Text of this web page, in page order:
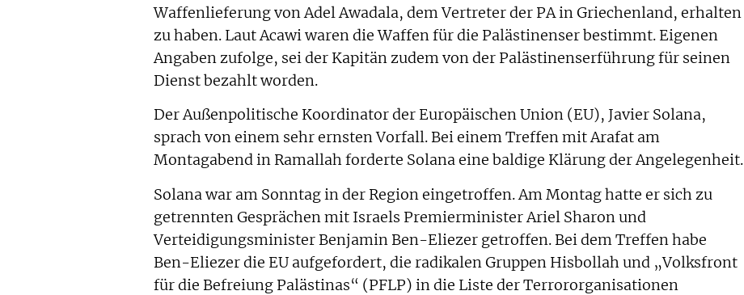
Waffenlieferung von Adel Awadala, dem Vertreter der PA in Griechenland, erhalten
zu haben. Laut Acawi waren die Waffen für die Palästinenser bestimmt. Eigenen
Angaben zufolge, sei der Kapitän zudem von der Palästinenserführung für seinen
Dienst bezahlt worden.
Der Außenpolitische Koordinator der Europäischen Union (EU), Javier Solana,
sprach von einem sehr ernsten Vorfall. Bei einem Treffen mit Arafat am
Montagabend in Ramallah forderte Solana eine baldige Klärung der Angelegenheit.
Solana war am Sonntag in der Region eingetroffen. Am Montag hatte er sich zu
getrennten Gesprächen mit Israels Premierminister Ariel Sharon und
Verteidigungsminister Benjamin Ben-Eliezer getroffen. Bei dem Treffen habe
Ben-Eliezer die EU aufgefordert, die radikalen Gruppen Hisbollah und „Volksfront
für die Befreiung Palästinas“ (PFLP) in die Liste der Terrororganisationen